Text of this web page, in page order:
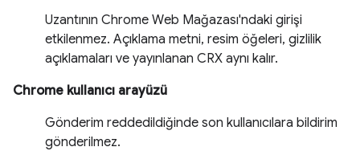
Uzantının Chrome Web Mağazası'ndaki girişi
etkilenmez. Açıklama metni, resim öğeleri, gizlilik
açıklamaları ve yayınlanan CRX aynı kalır.
Chrome kullanıcı arayüzü
Gönderim reddedildiğinde son kullanıcılara bildirim
gönderilmez.